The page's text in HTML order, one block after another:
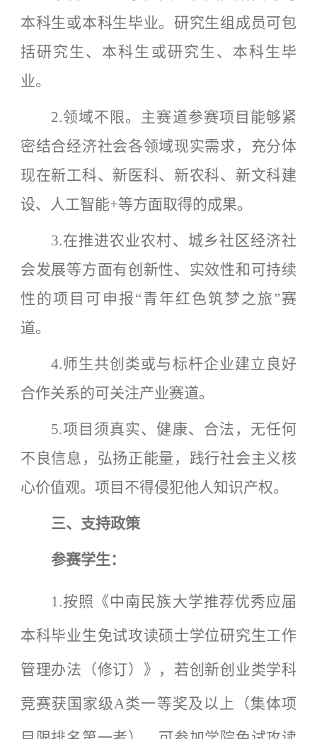
本科生或本科生毕业。研究生组成员可包
括研究生、本科生或研究生、本科生毕
业。
2.领域不限。主赛道参赛项目能够紧
密结合经济社会各领域现实需求，充分体
现在新工科、新医科、新农科、新文科建
设、人工智能+等方面取得的成果。
3.在推进农业农村、城乡社区经济社
会发展等方面有创新性、实效性和可持续
性的项目可申报“青年红色筑梦之旅”赛
道。
4.师生共创类或与标杆企业建立良好
合作关系的可关注产业赛道。
5.项目须真实、健康、合法，无任何
不良信息，弘扬正能量，践行社会主义核
心价值观。项目不得侵犯他人知识产权。
三、支持政策
参赛学生：
1.按照《中南民族大学推荐优秀应届
本科毕业生免试攻读硕士学位研究生工作
管理办法（修订）》，若创新创业类学科
竞赛获国家级A类一等奖及以上（集体项